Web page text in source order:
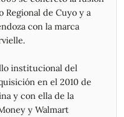
2.319,00
281.959
2.276,00
623.359
2.399,00
619.827
2.547,50
255.071
2.592,50
2.419,00
Regional de Cuyo y a
con la marca
institucional del
en el 2010 de
y con ella de la
y Walmart